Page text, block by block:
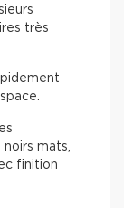
très
noirs mats,
finition